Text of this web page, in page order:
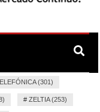
(301)
# ZELTIA (253)